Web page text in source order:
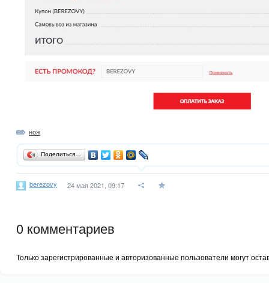
нож
Поделиться…
berezovy 24 мая 2021, 09:17
0 комментариев
Только зарегистрированные и авторизованные пользователи могут